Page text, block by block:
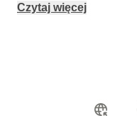
Czytaj więcej